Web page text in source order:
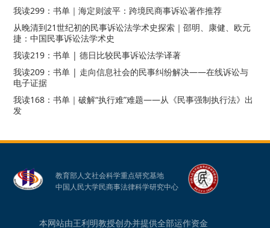
我读299：书单｜海定则波平：跨境民商事诉讼著作推荐
从晚清到21世纪初的民事诉讼法学术史探索｜邵明、康健、欧元
捷：中国民事诉讼法学术史
我读219：书单 | 德日比较民事诉讼法学译著
我读209：书单 | 走向信息社会的民事纠纷解决——在线诉讼与
电子证据
我读168：书单｜破解“执行难”难题——从《民事强制执行法》出
发
教育部人文社会科学重点研究基地
中国人民大学民商事法律科学研究中心
本网站由王利明教授创办并提供全部运作资金